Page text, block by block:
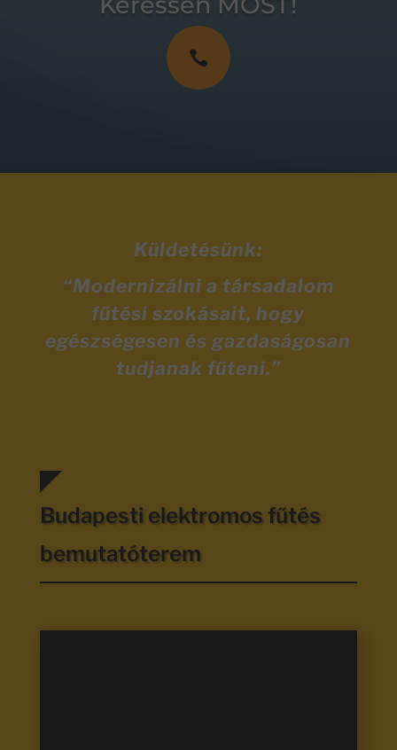

Küldetésünk:
“Modernizálni a társadalom
fűtési szokásait, hogy
egészségesen és gazdaságosan
tudjanak fűteni.”
Budapesti elektromos fűtés
bemutatóterem